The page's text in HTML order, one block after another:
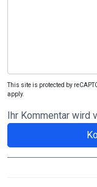
This site is protected by
apply.
Ihr Kommentar wird